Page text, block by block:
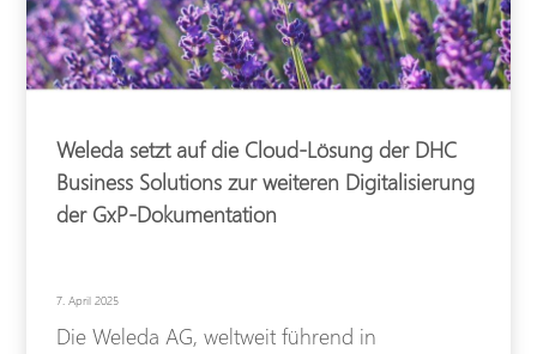
Weleda setzt auf die Cloud-Lösung der DHC
Business Solutions zur weiteren Digitalisierung
der GxP-Dokumentation
7. April 2025
Die Weleda AG, weltweit führend in